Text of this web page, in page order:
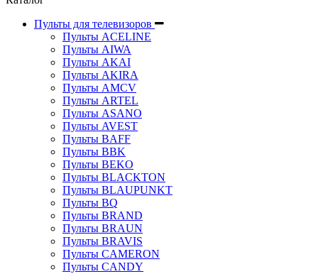
Пульты для телевизоров
Пульты ACELINE
Пульты AIWA
Пульты AKAI
Пульты AKIRA
Пульты AMCV
Пульты ARTEL
Пульты ASANO
Пульты AVEST
Пульты BAFF
Пульты BBK
Пульты BEKO
Пульты BLACKTON
Пульты BLAUPUNKT
Пульты BQ
Пульты BRAND
Пульты BRAUN
Пульты BRAVIS
Пульты CAMERON
Пульты CANDY